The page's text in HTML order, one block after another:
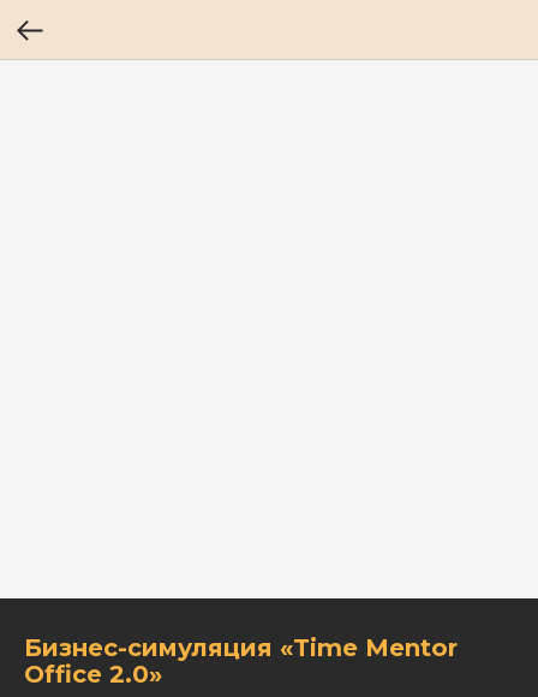
Бизнес-симуляция «Time Mentor
Office 2.0»